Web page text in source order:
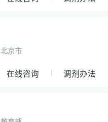
北京市
在线咨询 调剂办法